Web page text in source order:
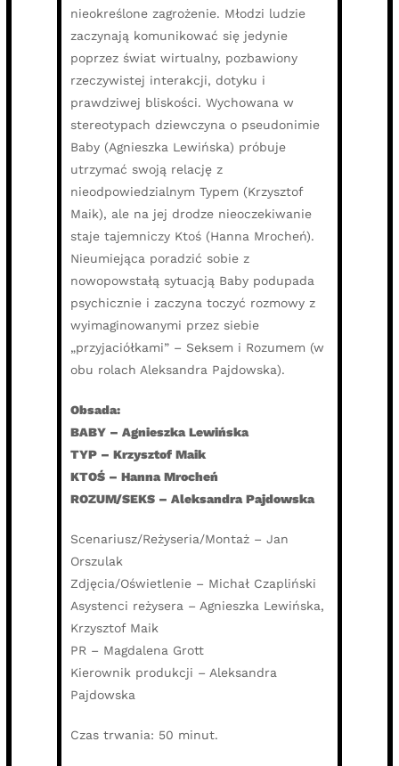
nieokreślone zagrożenie. Młodzi ludzie
zaczynają komunikować się jedynie
poprzez świat wirtualny, pozbawiony
rzeczywistej interakcji, dotyku i
prawdziwej bliskości. Wychowana w
stereotypach dziewczyna o pseudonimie
Baby (Agnieszka Lewińska) próbuje
utrzymać swoją relację z
nieodpowiedzialnym Typem (Krzysztof
Maik), ale na jej drodze nieoczekiwanie
staje tajemniczy Ktoś (Hanna Mrocheń).
Nieumiejąca poradzić sobie z
nowopowstałą sytuacją Baby podupada
psychicznie i zaczyna toczyć rozmowy z
wyimaginowanymi przez siebie
„przyjaciółkami” – Seksem i Rozumem (w
obu rolach Aleksandra Pajdowska).
Obsada:
BABY – Agnieszka Lewińska
TYP – Krzysztof Maik
KTOŚ – Hanna Mrocheń
ROZUM/SEKS – Aleksandra Pajdowska
Scenariusz/Reżyseria/Montaż – Jan
Orszulak
Zdjęcia/Oświetlenie – Michał Czapliński
Asystenci reżysera – Agnieszka Lewińska,
Krzysztof Maik
PR – Magdalena Grott
Kierownik produkcji – Aleksandra
Pajdowska
Czas trwania: 50 minut.